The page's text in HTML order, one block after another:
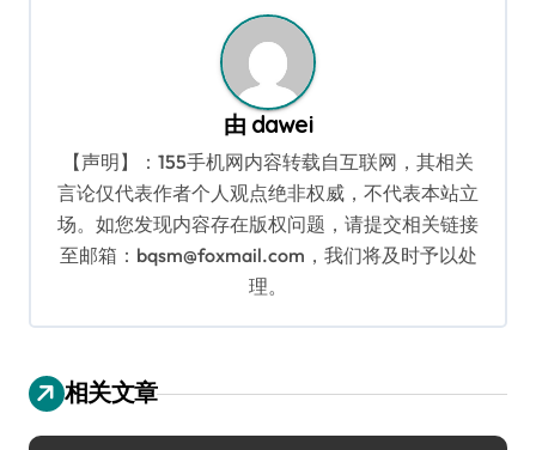
由 dawei
【声明】：155手机网内容转载自互联网，其相关
言论仅代表作者个人观点绝非权威，不代表本站立
场。如您发现内容存在版权问题，请提交相关链接
至邮箱：bqsm@foxmail.com，我们将及时予以处
理。
相关文章